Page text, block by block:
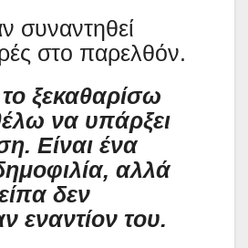
συναντηθεί
στο παρελθόν.
ξεκαθαρίσω
να υπάρξει
Είναι ένα
αλλά
δεν
εναντίον του.